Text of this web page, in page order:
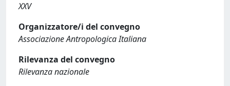
XXV
Organizzatore/i del convegno
Associazione Antropologica Italiana
Rilevanza del convegno
Rilevanza nazionale